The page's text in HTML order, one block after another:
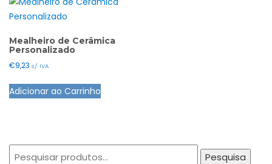
Mealheiro de Cerâmica
Personalizado
€9,23 s/ IVA
Adicionar ao Carrinho
Pesquisar
Pesquisa